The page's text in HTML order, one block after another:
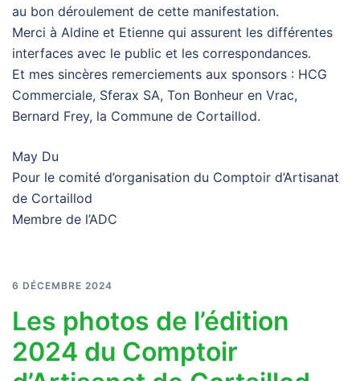
au bon déroulement de cette manifestation.
Merci à Aldine et Etienne qui assurent les différentes
interfaces avec le public et les correspondances.
Et mes sincères remerciements aux sponsors : HCG
Commerciale, Sferax SA, Ton Bonheur en Vrac,
Bernard Frey, la Commune de Cortaillod.
May Du
Pour le comité d’organisation du Comptoir d’Artisanat
de Cortaillod
Membre de l’ADC
6 DÉCEMBRE 2024
Les photos de l’édition
2024 du Comptoir